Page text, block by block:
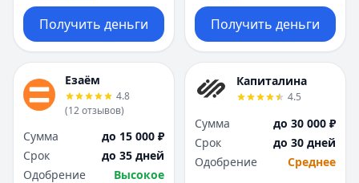
Получить деньги Получить деньги
Езаём
4.8
(12отзывов)
Сумма
до 15 000 ₽
Срок
до 35 дней
Одобрение
Высокое
Капиталина
4.5
Сумма
до 30 000 ₽
Срок
до 30 дней
Одобрение
Среднее